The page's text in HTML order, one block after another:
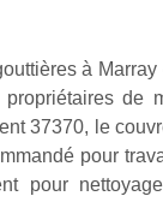
à
de
37370, le
pour
pour